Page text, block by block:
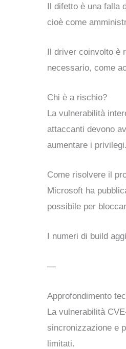
Il difetto è una falla
cioè come
Il driver coinvolto è
necessario, come
Chi è a rischio?
La vulnerabilità
attaccanti devono
aumentare i privilegi.
Come risolvere il
Microsoft ha
possibile per
I numeri di build
—
Approfondimento
La vulnerabilità
sincronizzazione e
limitati.